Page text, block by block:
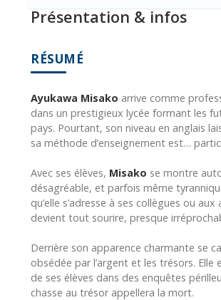
Présentation & infos
RÉSUMÉ
Ayukawa Misako arrive comme
dans un prestigieux lycée formant les
pays. Pourtant, son niveau en anglais
sa méthode d’enseignement est…
Avec ses élèves, Misako se montre
désagréable, et parfois même
qu’elle s’adresse à ses collègues ou aux
devient tout sourire, presque
Derrière son apparence charmante se
obsédée par l’argent et les trésors. Elle
de ses élèves dans des enquêtes
chasse au trésor appellera la mort.